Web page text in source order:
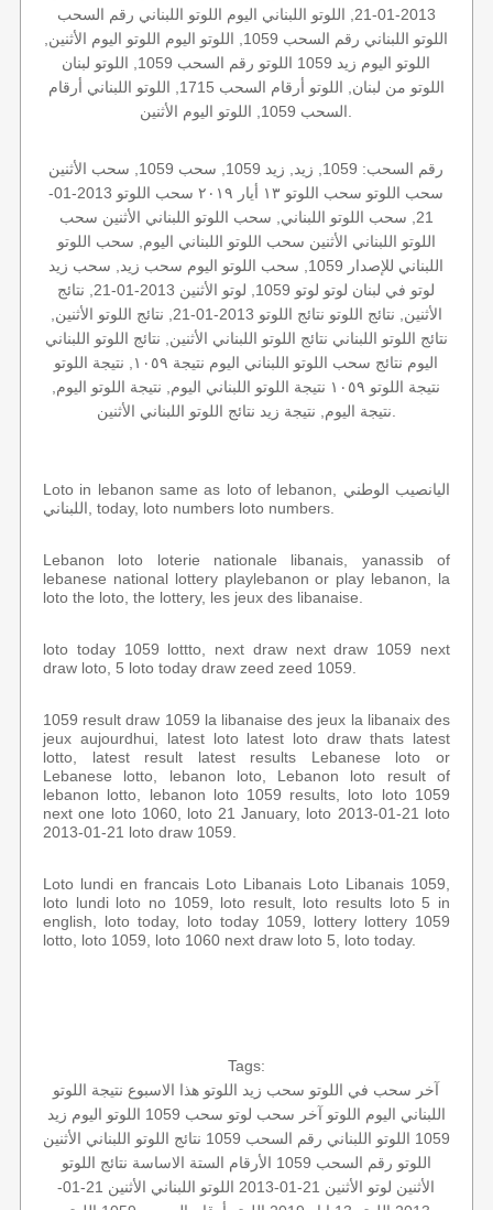
2013-01-21, اللوتو اللبناني اليوم اللوتو اللبناني رقم السحب
اللوتو اللبناني رقم السحب 1059, اللوتو اليوم اللوتو اليوم الأثنين,
اللوتو اليوم زيد 1059 اللوتو رقم السحب 1059, اللوتو لبنان
اللوتو من لبنان, اللوتو أرقام السحب 1715, اللوتو اللبناني أرقام
رقم السحب: 1059, زيد, زيد 1059, سحب 1059, سحب الأثنين
سحب اللوتو سحب اللوتو ١٣ أيار ٢٠١٩ سحب اللوتو 2013-01-
21, سحب اللوتو اللبناني, سحب اللوتو اللبناني الأثنين سحب
اللوتو اللبناني الأثنين سحب اللوتو اللبناني اليوم, سحب اللوتو
اللبناني للإصدار 1059, سحب اللوتو اليوم سحب زيد, سحب زيد
لوتو في لبنان لوتو لوتو 1059, لوتو الأثنين 2013-01-21, نتائج
الأثنين, نتائج اللوتو نتائج اللوتو 2013-01-21, نتائج اللوتو الأثنين,
نتائج اللوتو اللبناني نتائج اللوتو اللبناني الأثنين, نتائج اللوتو اللبناني
اليوم نتائج سحب اللوتو اللبناني اليوم نتيجة ١٠٥٩, نتيجة اللوتو
نتيجة اللوتو ١٠٥٩ نتيجة اللوتو اللبناني اليوم, نتيجة اللوتو اليوم,
Loto in lebanon same as loto of lebanon, اليانصيب الوطني
اللبناني, today, loto numbers loto numbers.
Lebanon loto loterie nationale libanais, yanassib of
lebanese national lottery playlebanon or play lebanon, la
loto the loto, the lottery, les jeux des libanaise.
loto today 1059 lottto, next draw next draw 1059 next
draw loto, 5 loto today draw zeed zeed 1059.
1059 result draw 1059 la libanaise des jeux la libanaix des
jeux aujourdhui, latest loto latest loto draw thats latest
lotto, latest result latest results Lebanese loto or
Lebanese lotto, lebanon loto, Lebanon loto result of
lebanon lotto, lebanon loto 1059 results, loto loto 1059
next one loto 1060, loto 21 January, loto 2013-01-21 loto
2013-01-21 loto draw 1059.
Loto lundi en francais Loto Libanais Loto Libanais 1059,
loto lundi loto no 1059, loto result, loto results loto 5 in
english, loto today, loto today 1059, lottery lottery 1059
lotto, loto 1059, loto 1060 next draw loto 5, loto today.
Tags:
آخر سحب في اللوتو سحب زيد اللوتو هذا الاسبوع نتيجة اللوتو
اللبناني اليوم اللوتو آخر سحب لوتو سحب 1059
اللوتو اليوم زيد
1059 اللوتو اللبناني رقم السحب 1059
نتائج اللوتو اللبناني الأثنين
اللوتو رقم السحب 1059
الأرقام الستة الاساسة نتائج اللوتو
الأثنين لوتو الأثنين 21-01-2013
اللوتو اللبناني الأثنين 21-01-